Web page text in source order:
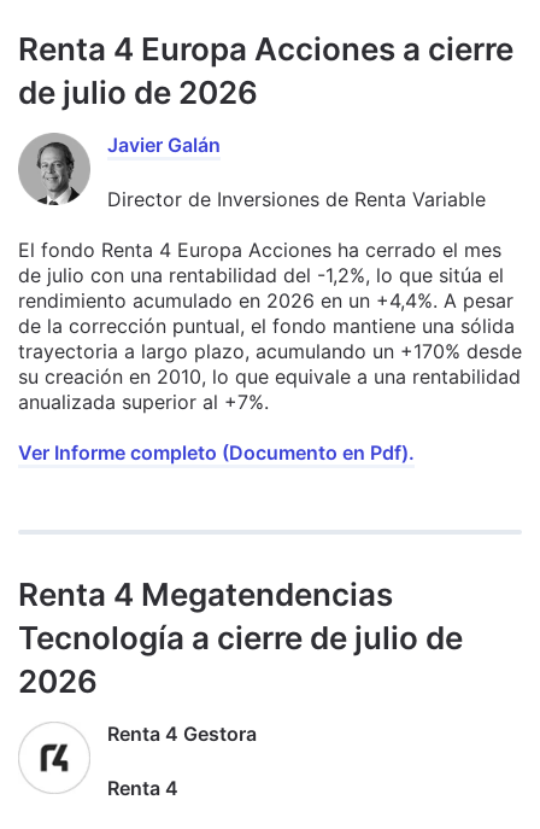
Renta 4 Europa Acciones a cierre
de julio de 2026
Javier Galán
Director de Inversiones de Renta Variable
El fondo Renta 4 Europa Acciones ha cerrado el mes
de julio con una rentabilidad del -1,2%, lo que sitúa el
rendimiento acumulado en 2026 en un +4,4%. A pesar
de la corrección puntual, el fondo mantiene una sólida
trayectoria a largo plazo, acumulando un +170% desde
su creación en 2010, lo que equivale a una rentabilidad
anualizada superior al +7%.
Ver Informe completo (Documento en Pdf).
Renta 4 Megatendencias
Tecnología a cierre de julio de
2026
Renta 4 Gestora
Renta 4